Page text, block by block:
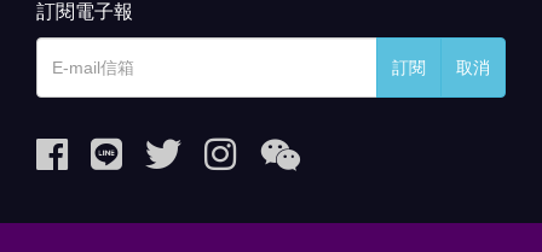
訂閱電子報
訂閱 取消